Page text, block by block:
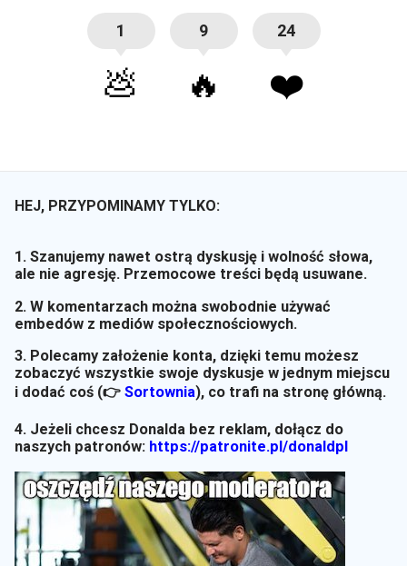
1
💩
9
🔥
24
❤️
HEJ, PRZYPOMINAMY TYLKO:
1. Szanujemy nawet ostrą dyskusję i wolność słowa,
ale nie agresję. Przemocowe treści będą usuwane.
2. W komentarzach można swobodnie używać
embedów z mediów społecznościowych.
3. Polecamy założenie konta, dzięki temu możesz
zobaczyć wszystkie swoje dyskusje w jednym miejscu
i dodać coś (👉 Sortownia), co trafi na stronę główną.
4. Jeżeli chcesz Donalda bez reklam, dołącz do
naszych patronów: https://patronite.pl/donaldpl